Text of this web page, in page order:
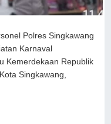
Polres Singkawang
Karnaval
Kemerdekaan Republik
Singkawang,